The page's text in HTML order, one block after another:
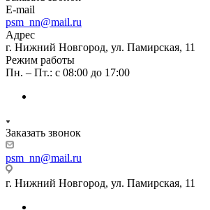
E-mail
psm_nn@mail.ru
Адрес
г. Нижний Новгород, ул. Памирская, 11
Режим работы
Пн. – Пт.: с 08:00 до 17:00
Заказать звонок
psm_nn@mail.ru
г. Нижний Новгород, ул. Памирская, 11